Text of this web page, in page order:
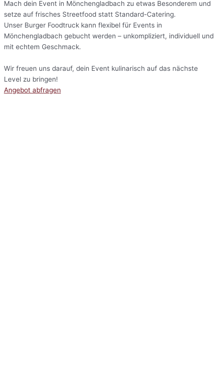
Mach dein Event in Mönchengladbach zu etwas Besonderem und
setze auf frisches Streetfood statt Standard-Catering.
Unser Burger Foodtruck kann flexibel für Events in
Mönchengladbach gebucht werden – unkompliziert, individuell und
mit echtem Geschmack.
Wir freuen uns darauf, dein Event kulinarisch auf das nächste
Level zu bringen!
Angebot abfragen